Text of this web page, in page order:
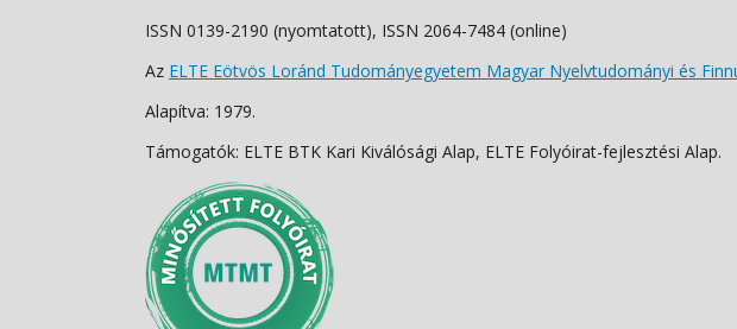
ISSN 0139-2190 (nyomtatott), ISSN 2064-7484 (online)
Az ELTE Eötvös Loránd Tudományegyetem Magyar Nyelvtudományi és
Alapítva: 1979.
Támogatók: ELTE BTK Kari Kiválósági Alap, ELTE Folyóirat-fejlesztési Alap.